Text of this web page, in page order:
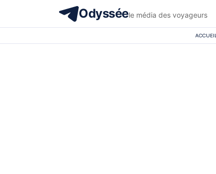
Odysséele média des voyageurs
ACCUEIL